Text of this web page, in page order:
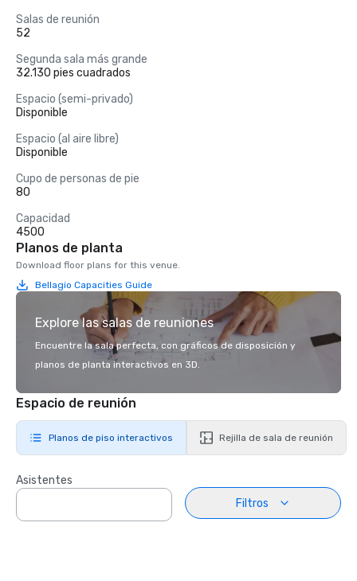
Salas de reunión
52
Segunda sala más grande
32.130 pies cuadrados
Espacio (semi-privado)
Disponible
Espacio (al aire libre)
Disponible
Cupo de personas de pie
80
Capacidad
4500
Planos de planta
Download floor plans for this venue.
Bellagio Capacities Guide
Explore las salas de reuniones
Encuentre la sala perfecta, con gráficos de disposición y
planos de planta interactivos en 3D.
Espacio de reunión
Planos de piso interactivos Rejilla de sala de reunión
Asistentes
Filtros